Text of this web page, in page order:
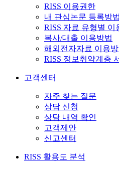
RISS 이용권한
내 관심논문 등록방법
RISS 자료 유형별 이
복사/대출 이용방법
해외전자자료 이용
RISS 정보취약계층
고객센터
자주 찾는 질문
상담 신청
상담 내역 확인
고객제안
신고센터
RISS 활용도 분석